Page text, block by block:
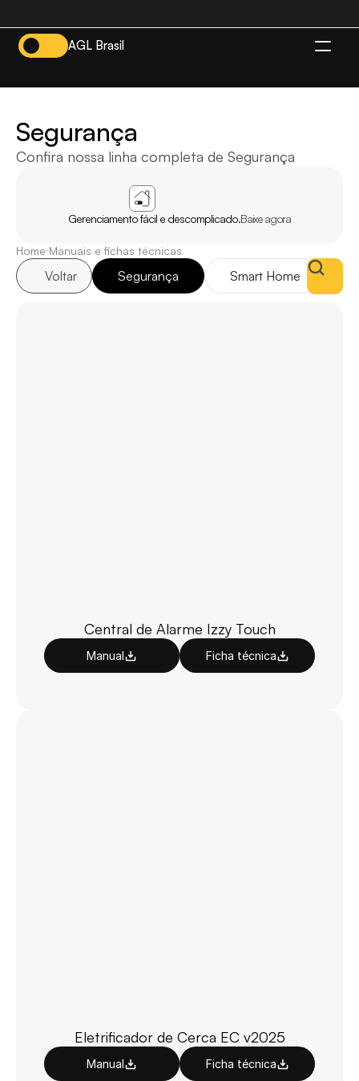
AGL Brasil
Segurança
Confira nossa linha completa de Segurança
Gerenciamento fácil e descomplicado.Baixe agora
Home Manuais e fichas técnicas
Voltar Smart Home
Segurança
Central de Alarme Izzy Touch
Manual Ficha técnica
Eletrificador de Cerca EC v2025
Manual Ficha técnica